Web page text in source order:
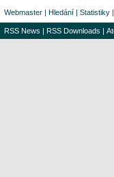
Webmaster | Hledání | Statistiky |
RSS News | RSS Downloads |